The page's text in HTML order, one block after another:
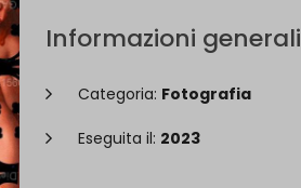
Informazioni generali
Categoria: Fotografia
Eseguita il: 2023